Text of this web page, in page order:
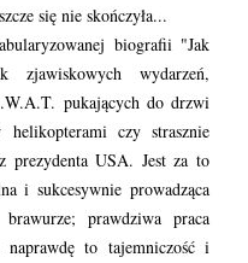
się nie skończyła...
biografii "Jak
zjawiskowych wydarzeń,
pukających do drzwi
helikopterami czy strasznie
prezydenta USA. Jest za to
i sukcesywnie prowadząca
prawdziwa praca
to tajemniczość i